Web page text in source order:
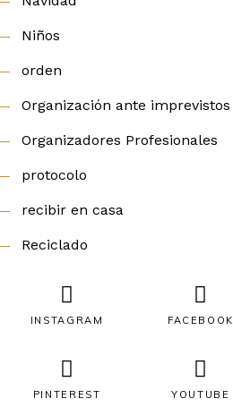
Niños
orden
Organización ante imprevistos
Organizadores Profesionales
protocolo
recibir en casa
Reciclado
INSTAGRAM FACEBOOK
PINTEREST YOUTUBE